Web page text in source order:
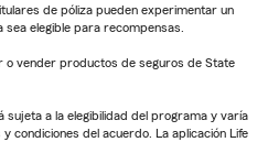
de póliza pueden experimentar un
elegible para recompensas.
o vender productos de seguros de State
sujeta a la elegibilidad del programa y varía
condiciones del acuerdo. La aplicación Life